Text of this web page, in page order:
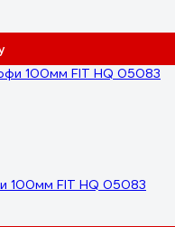
100мм FIT HQ 05083